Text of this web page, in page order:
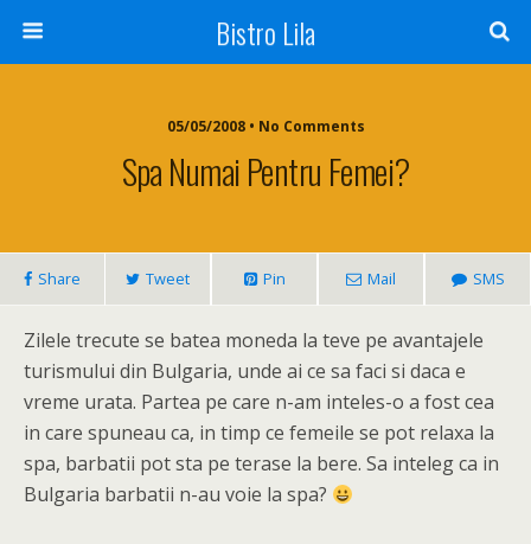
Bistro Lila
05/05/2008 • No Comments
Spa Numai Pentru Femei?
Share Tweet Pin Mail SMS
Zilele trecute se batea moneda la teve pe avantajele
turismului din Bulgaria, unde ai ce sa faci si daca e
vreme urata. Partea pe care n-am inteles-o a fost cea
in care spuneau ca, in timp ce femeile se pot relaxa la
spa, barbatii pot sta pe terase la bere. Sa inteleg ca in
Bulgaria barbatii n-au voie la spa?